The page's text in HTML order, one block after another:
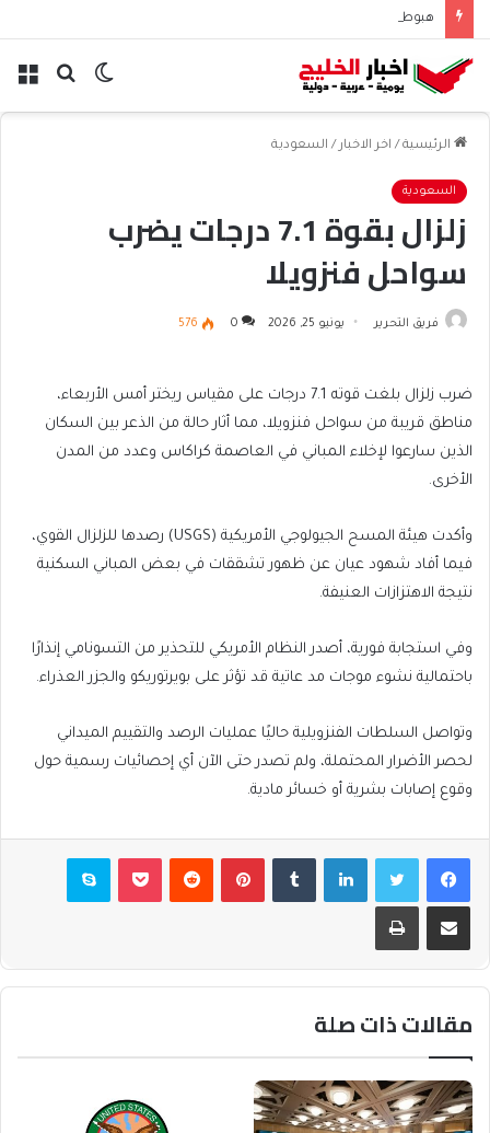
هبوط الأسهم والذهب وصعود النفط يعقّد مسار الفدرالي
بحث الوضع
الرئيسية / اخر الاخبار / السعودية
السعودية
زلزال بقوة 7.1 درجات يضرب
سواحل فنزويلا
فريق التحرير يونيو 25, 2026 0
576
ضرب زلزال بلغت قوته 7.1 درجات على مقياس ريختر أمس الأربعاء،
مناطق قريبة من سواحل فنزويلا، مما أثار حالة من الذعر بين السكان
الذين سارعوا لإخلاء المباني في العاصمة كراكاس وعدد من المدن
الأخرى.
وأكدت هيئة المسح الجيولوجي الأمريكية (USGS) رصدها للزلزال القوي،
فيما أفاد شهود عيان عن ظهور تشققات في بعض المباني السكنية
نتيجة الاهتزازات العنيفة.
وفي استجابة فورية، أصدر النظام الأمريكي للتحذير من التسونامي إنذارًا
باحتمالية نشوء موجات مد عاتية قد تؤثر على بويرتوريكو والجزر العذراء.
وتواصل السلطات الفنزويلية حاليًا عمليات الرصد والتقييم الميداني
لحصر الأضرار المحتملة، ولم تصدر حتى الآن أي إحصائيات رسمية حول
وقوع إصابات بشرية أو خسائر مادية.
فيسبوكتويتر لينكدإن بينتيريست بوكيت سكايب
مشاركة عبر البريد طباعة
مقالات ذات صلة